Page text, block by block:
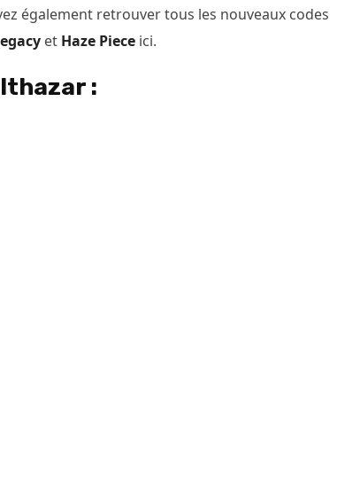
également retrouver tous les nouveaux codes
et Haze Piece ici.
: